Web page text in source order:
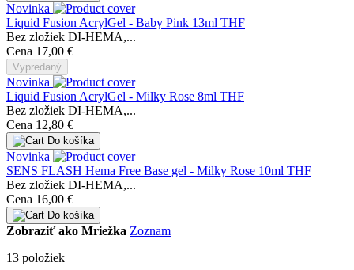
Novinka
Liquid Fusion AcrylGel - Baby Pink 13ml THF
Bez zložiek DI-HEMA,...
Cena 17,00 €
Vypredaný
Novinka
Liquid Fusion AcrylGel - Milky Rose 8ml THF
Bez zložiek DI-HEMA,...
Cena 12,80 €
Do košíka
Novinka
SENS FLASH Hema Free Base gel - Milky Rose 10ml THF
Bez zložiek DI-HEMA,...
Cena 16,00 €
Do košíka
Zobraziť ako Mriežka Zoznam
13 položiek